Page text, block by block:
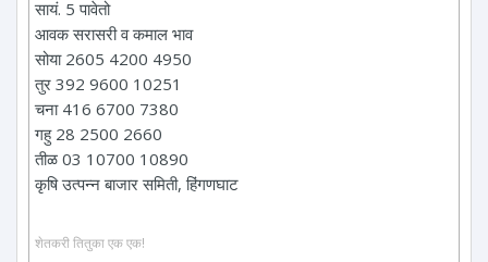
सायं. 5 पावेतो
आवक सरासरी व कमाल भाव
सोया 2605 4200 4950
तुर 392 9600 10251
चना 416 6700 7380
गहु 28 2500 2660
तीळ 03 10700 10890
कृषि उत्पन्न बाजार समिती, हिंगणघाट
शेतकरी तितुका एक एक!